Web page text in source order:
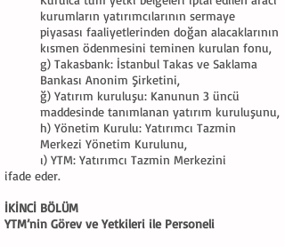
kurumların yatırımcılarının sermaye
piyasası faaliyetlerinden doğan alacaklarının
kısmen ödenmesini teminen kurulan fonu,
g) Takasbank: İstanbul Takas ve Saklama
Bankası Anonim Şirketini,
ğ) Yatırım kuruluşu: Kanunun 3 üncü
maddesinde tanımlanan yatırım kuruluşunu,
h) Yönetim Kurulu: Yatırımcı Tazmin
Merkezi Yönetim Kurulunu,
ı) YTM: Yatırımcı Tazmin Merkezini
ifade eder.
İKİNCİ BÖLÜM
YTM’nin Görev ve Yetkileri ile Personeli